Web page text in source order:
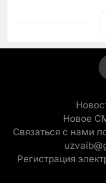
Новое
Связаться с нами
Регистрация